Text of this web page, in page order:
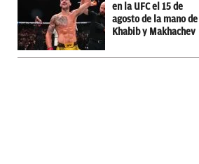
en la UFC el 15 de
agosto de la mano de
Khabib y Makhachev